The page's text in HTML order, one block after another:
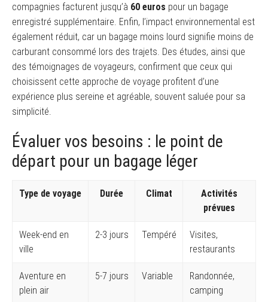
compagnies facturent jusqu’à 60 euros pour un bagage
enregistré supplémentaire. Enfin, l’impact environnemental est
également réduit, car un bagage moins lourd signifie moins de
carburant consommé lors des trajets. Des études, ainsi que
des témoignages de voyageurs, confirment que ceux qui
choisissent cette approche de voyage profitent d’une
expérience plus sereine et agréable, souvent saluée pour sa
simplicité.
Évaluer vos besoins : le point de
départ pour un bagage léger
Type de voyage Durée Climat
Activités
prévues
Week-end en
ville
2-3 jours Tempéré
Visites,
restaurants
Aventure en
plein air
5-7 jours Variable
Randonnée,
camping